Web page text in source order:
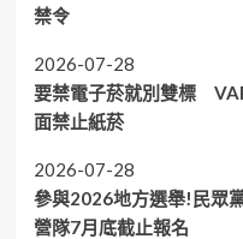
禁令
2026-07-28
要禁電子菸就別雙標
面禁止紙菸
2026-07-28
參與2026地方選舉!民眾
營隊7月底截止報名